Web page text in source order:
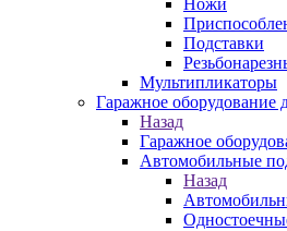
Ножи
Подставки
Мультипликаторы
Гаражное оборудование
Назад
Гаражное
Автомобильные
Назад